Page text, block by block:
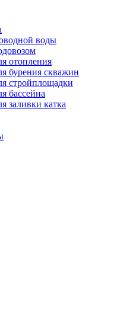
воды
отопления
бурения скважин
стройплощадки
бассейна
заливки катка